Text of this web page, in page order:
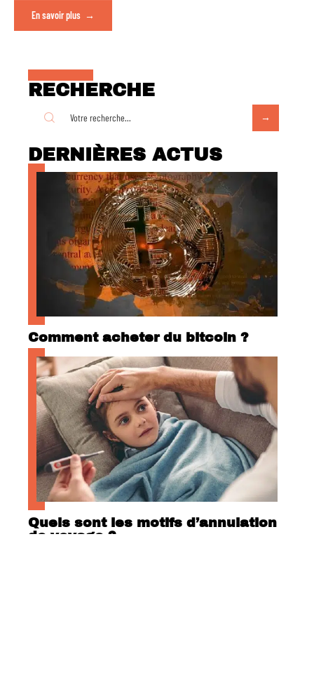
En savoir plus
RECHERCHE
DERNIÈRES ACTUS
Comment acheter du bitcoin ?
Quels sont les motifs d’annulation
de voyage ?